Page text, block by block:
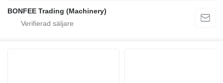
BONFEE Trading (Machinery)